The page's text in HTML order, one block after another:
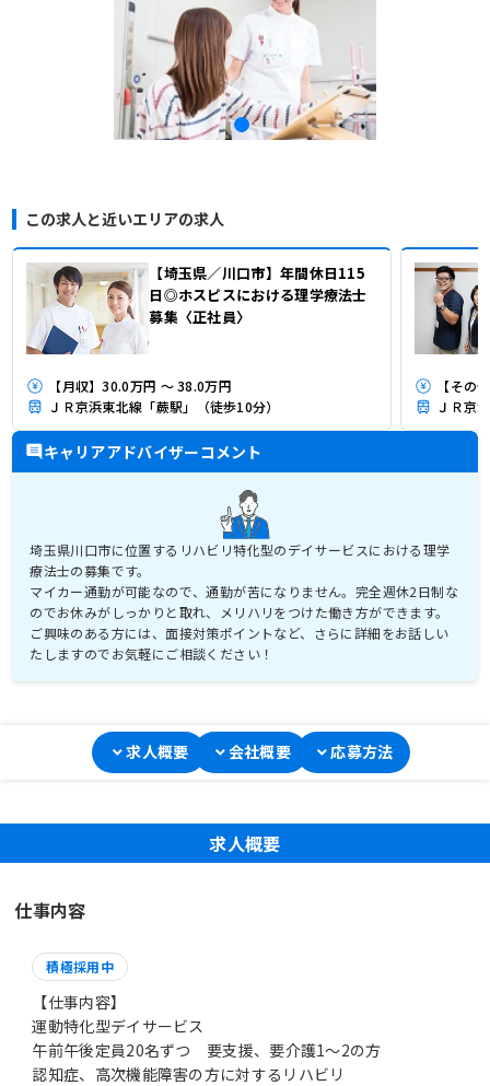
この求人と近いエリアの求人
【埼玉県／川口市】年間休日115
日◎ホスピスにおける理学療法士
募集〈正社員〉
【月収】30.0万円 ～ 38.0万円
ＪＲ京浜東北線「蕨駅」（徒歩10分）
【その
ＪＲ京
キャリアアドバイザーコメント
埼玉県川口市に位置するリハビリ特化型のデイサービスにおける理学
療法士の募集です。
マイカー通勤が可能なので、通勤が苦になりません。完全週休2日制な
のでお休みがしっかりと取れ、メリハリをつけた働き方ができます。
ご興味のある方には、面接対策ポイントなど、さらに詳細をお話しい
たしますのでお気軽にご相談ください！
求人概要 会社概要 応募方法
求人概要
仕事内容
積極採用中
【仕事内容】
運動特化型デイサービス
午前午後定員20名ずつ 要支援、要介護1～2の方
認知症、高次機能障害の方に対するリハビリ